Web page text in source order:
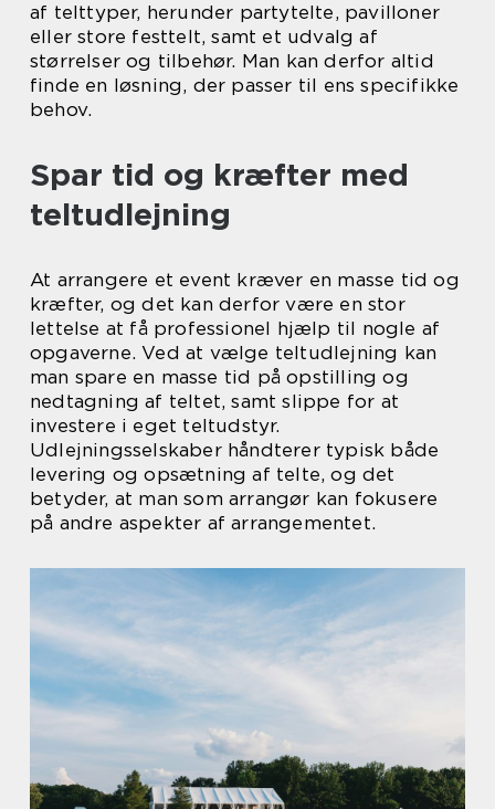
af telttyper, herunder partytelte, pavilloner
eller store festtelt, samt et udvalg af
størrelser og tilbehør. Man kan derfor altid
finde en løsning, der passer til ens specifikke
behov.
Spar tid og kræfter med
teltudlejning
At arrangere et event kræver en masse tid og
kræfter, og det kan derfor være en stor
lettelse at få professionel hjælp til nogle af
opgaverne. Ved at vælge teltudlejning kan
man spare en masse tid på opstilling og
nedtagning af teltet, samt slippe for at
investere i eget teltudstyr.
Udlejningsselskaber håndterer typisk både
levering og opsætning af telte, og det
betyder, at man som arrangør kan fokusere
på andre aspekter af arrangementet.